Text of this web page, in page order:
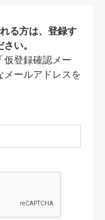
る方は、登録す
い。
仮登録確認メー
ールアドレスを